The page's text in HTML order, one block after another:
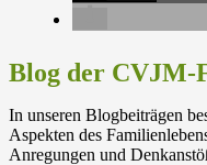
Blog der CVJM-
In unseren Blogbeiträgen
Aspekten des
Anregungen und